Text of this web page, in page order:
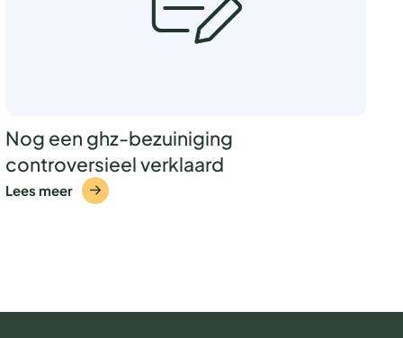
Nog een ghz-bezuiniging
controversieel verklaard
Lees meer